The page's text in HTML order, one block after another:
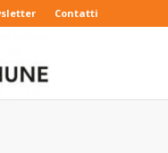
Contatti